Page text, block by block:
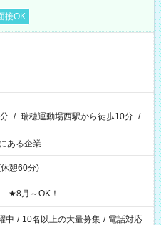
接OK
/ 瑞穂運動場西駅から徒歩10分 /
ある企業
憩60分)
★8月～OK！
中 / 10名以上の大量募集 / 電話対応